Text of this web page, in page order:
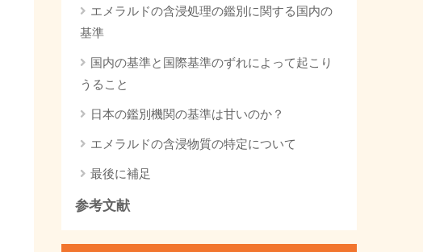
エメラルドの含浸処理の鑑別に関する国内の
基準
国内の基準と国際基準のずれによって起こり
うること
日本の鑑別機関の基準は甘いのか？
エメラルドの含浸物質の特定について
最後に補足
参考文献